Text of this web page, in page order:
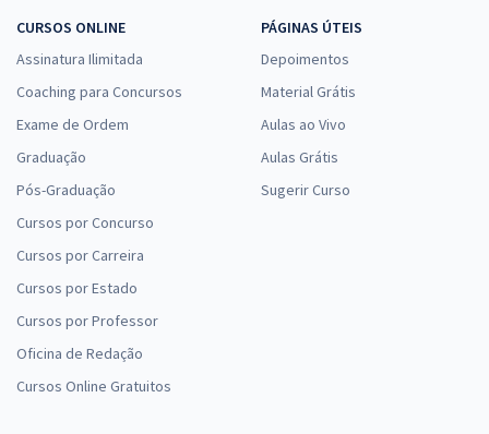
CURSOS ONLINE
Assinatura Ilimitada
Coaching para Concursos
Exame de Ordem
Graduação
Pós-Graduação
Cursos por Concurso
Cursos por Carreira
Cursos por Estado
Cursos por Professor
Oficina de Redação
Cursos Online Gratuitos
PÁGINAS ÚTEIS
Depoimentos
Material Grátis
Aulas ao Vivo
Aulas Grátis
Sugerir Curso